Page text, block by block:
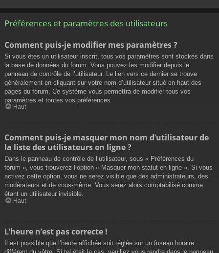
Préférences et paramètres des utilisateurs
Comment puis-je modifier mes paramètres ?
Si vous êtes un utilisateur inscrit, tous vos paramètres sont stockés dans
la base de données du forum. Vous pouvez les modifier depuis le
panneau de contrôle de l’utilisateur. Le lien vers ce dernier se trouve
généralement en cliquant sur votre nom d’utilisateur situé en haut des
pages du forum. Ce système vous permettra de modifier tous vos
paramètres et toutes vos préférences.
Haut
Comment puis-je masquer mon nom d’utilisateur de
la liste des utilisateurs en ligne ?
Dans le panneau de contrôle de l’utilisateur, sous « Préférences du
forum », vous trouverez l’option « Masquer mon statut en ligne ». Si vous
activez cette option, vous ne serez visible que des administrateurs, des
modérateurs et de vous-même. Vous serez alors comptabilisé comme
étant un utilisateur invisible.
Haut
L’heure n’est pas correcte !
Il est possible que l’heure affichée soit réglée sur un fuseau horaire